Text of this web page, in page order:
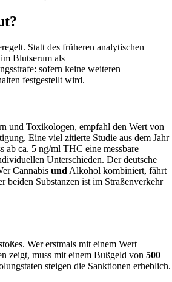
Statt des früheren analytischen
im Blutserum als
sofern keine weiteren
festgestellt wird.
und Toxikologen, empfahl den Wert von
Eine viel zitierte Studie aus dem Jahr
ab ca. 5 ng/ml THC eine messbare
Unterschieden. Der deutsche
Cannabis und Alkohol kombiniert, fährt
Substanzen ist im Straßenverkehr
Wer erstmals mit einem Wert
zeigt, muss mit einem Bußgeld von 500
steigen die Sanktionen erheblich.